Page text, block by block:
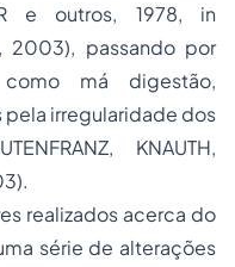
e outros, 1978, in
2003), passando por
como má digestão,
irregularidade dos
KNAUTH,
realizados acerca do
série de alterações